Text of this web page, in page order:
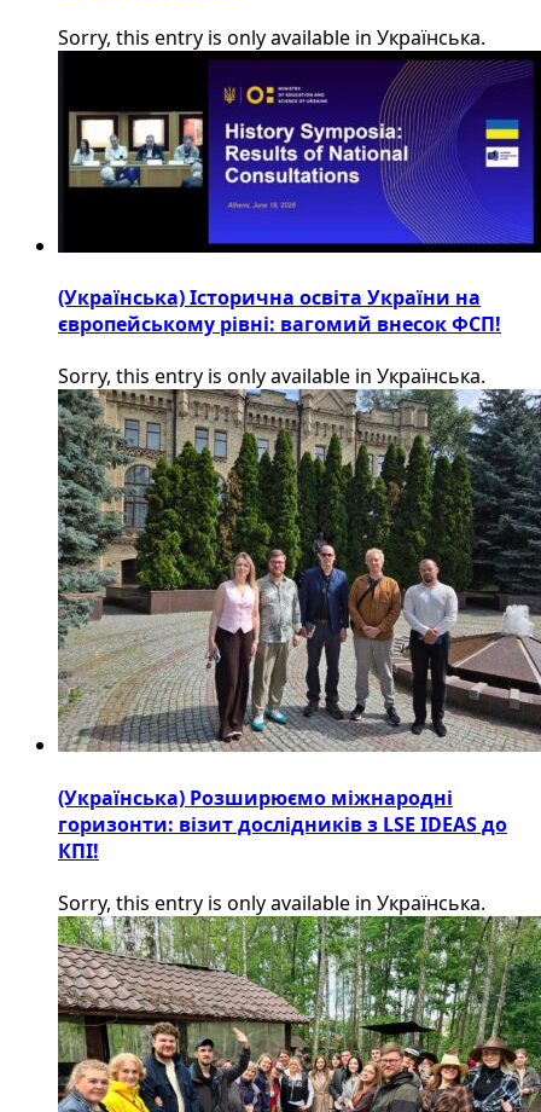
Sorry, this entry is only available in Українська.
(Українська) Історична освіта України на
європейському рівні: вагомий внесок ФСП!
Sorry, this entry is only available in Українська.
(Українська) Розширюємо міжнародні
горизонти: візит дослідників з LSE IDEAS до
КПІ!
Sorry, this entry is only available in Українська.